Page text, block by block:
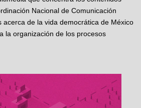
Nacional de Comunicación
acerca de la vida democrática de México
la organización de los procesos